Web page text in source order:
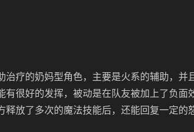
治疗的奶妈型角色，主要是火系的辅助，并
很好的发挥，被动是在队友被加上了负面
放了多次的魔法技能后，还能回复一定的